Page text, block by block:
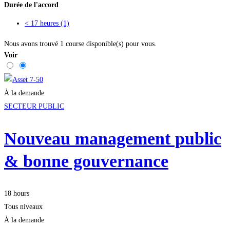
Durée de l'accord
< 17 heures (1)
Nous avons trouvé 1 course disponible(s) pour vous.
Voir
À la demande
SECTEUR PUBLIC
Nouveau management public
& bonne gouvernance
18 hours
Tous niveaux
À la demande